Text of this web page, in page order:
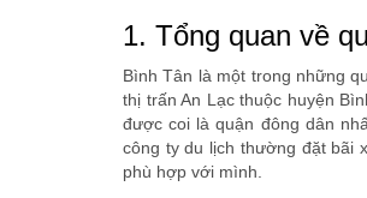
1. Tổng quan về
Bình Tân là một trong những
thị trấn An Lạc thuộc huyện
được coi là quận đông dân
công ty du lịch thường đặt bãi
phù hợp với mình.